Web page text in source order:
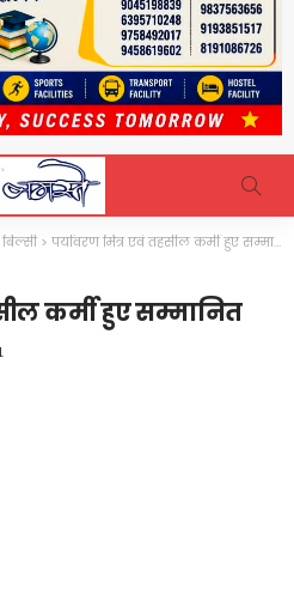
बिल्सी > पर्यावरण मित्र एवं तहसील कर्मी हुए सम्मानित
कर्मी हुए सम्मानित